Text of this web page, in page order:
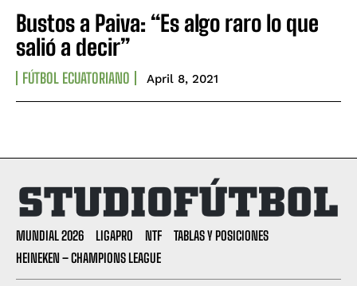
Bustos a Paiva: “Es algo raro lo que
salió a decir”
FÚTBOL ECUATORIANO April 8, 2021
MUNDIAL 2026 LIGAPRO NTF
TABLAS Y POSICIONES
HEINEKEN – CHAMPIONS LEAGUE